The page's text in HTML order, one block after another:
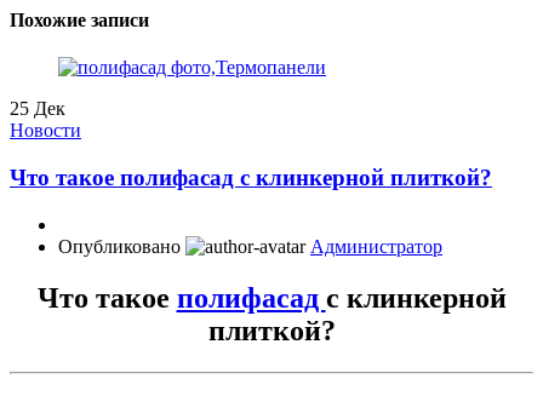
Похожие записи
25 Дек
Новости
Что такое полифасад с клинкерной плиткой?
Опубликовано Администратор
Что такое полифасад с клинкерной
плиткой?